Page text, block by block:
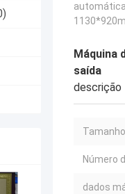
Máquina
saída
descrição
Número
dados